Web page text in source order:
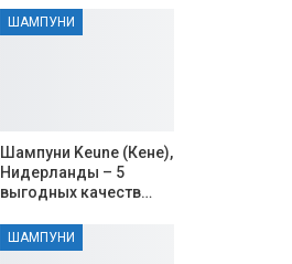
ШАМПУНИ
Шампуни Keune (Кене),
Нидерланды – 5
выгодных качеств…
ШАМПУНИ